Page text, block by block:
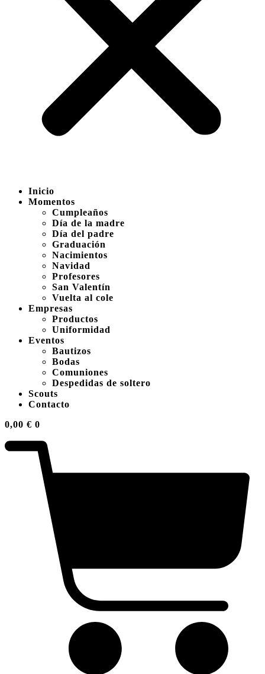
Inicio
Momentos
Cumpleaños
Día de la madre
Día del padre
Graduación
Nacimientos
Navidad
Profesores
San Valentín
Vuelta al cole
Empresas
Productos
Uniformidad
Eventos
Bautizos
Bodas
Comuniones
Despedidas de soltero
Scouts
Contacto
0,00 € 0